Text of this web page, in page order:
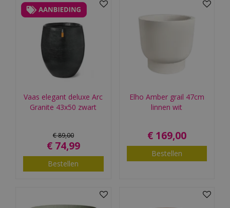
Vaas elegant deluxe Arc
Granite 43x50 zwart
€89,00
€ 74,99
Bestellen
Elho Amber grail 47cm
linnen wit
€ 169,00
Bestellen